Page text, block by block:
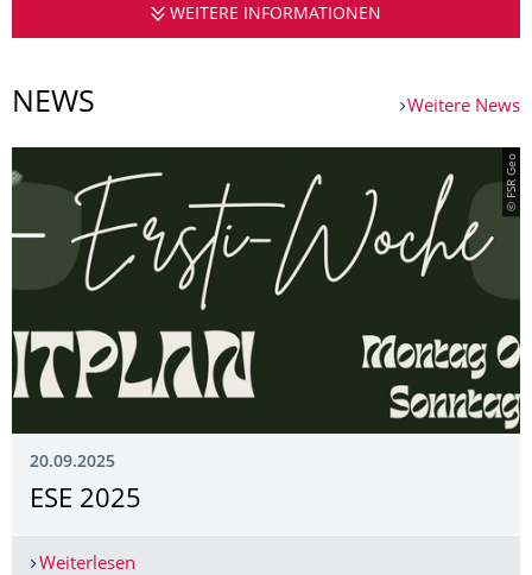
WEITERE INFORMATIONEN
NEWS Weitere News
© FSR Geo
20.09.2025
ESE 2025
Weiterlesen